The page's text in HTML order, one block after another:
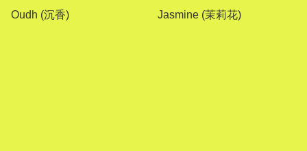
Oudh (沉香) Jasmine (茉莉花)